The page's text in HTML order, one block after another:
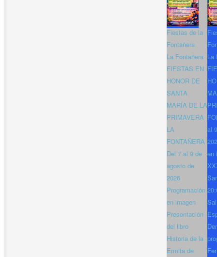
Fiestas de la
Fontañera
La Fontañera
FIESTAS EN
HONOR DE
SANTA
MARÍA DE LA
PRIMAVERA
LA
FONTAÑERA
Del 7 al 9 de
agosto de
2026
Programación
en imagen
Presentación
del libro
Historia de la
Ermita de
La
al
en